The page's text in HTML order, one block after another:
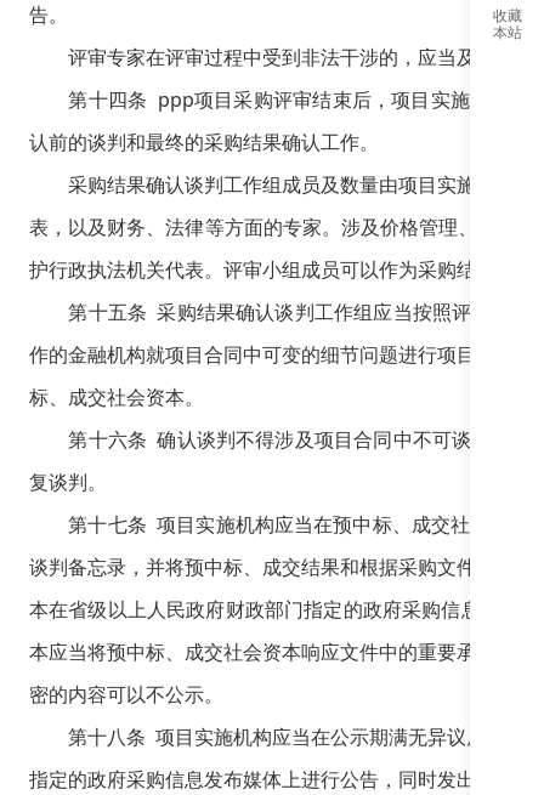
告。
评审专家在评审过程中受到非法干涉的，应当及时向财
第十四条 ppp项目采购评审结束后，项目实施机构应
认前的谈判和最终的采购结果确认工作。
采购结果确认谈判工作组成员及数量由项目实施机构确
表，以及财务、法律等方面的专家。涉及价格管理、环境
护行政执法机关代表。评审小组成员可以作为采购结果确
第十五条 采购结果确认谈判工作组应当按照评审报告
作的金融机构就项目合同中可变的细节问题进行项目合同
标、成交社会资本。
第十六条 确认谈判不得涉及项目合同中不可谈判的核
复谈判。
第十七条 项目实施机构应当在预中标、成交社会资本
谈判备忘录，并将预中标、成交结果和根据采购文件、响
本在省级以上人民政府财政部门指定的政府采购信息发布
本应当将预中标、成交社会资本响应文件中的重要承诺和
密的内容可以不公示。
第十八条 项目实施机构应当在公示期满无异议后2个工
指定的政府采购信息发布媒体上进行公告，同时发出中标
收藏
本站